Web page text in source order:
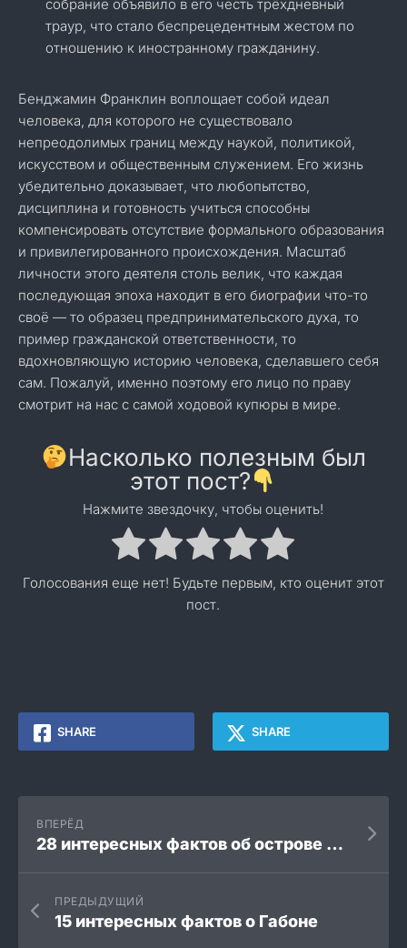
собрание объявило в его честь трёхдневный
траур, что стало беспрецедентным жестом по
отношению к иностранному гражданину.
Бенджамин Франклин воплощает собой идеал
человека, для которого не существовало
непреодолимых границ между наукой, политикой,
искусством и общественным служением. Его жизнь
убедительно доказывает, что любопытство,
дисциплина и готовность учиться способны
компенсировать отсутствие формального образования
и привилегированного происхождения. Масштаб
личности этого деятеля столь велик, что каждая
последующая эпоха находит в его биографии что-то
своё — то образец предпринимательского духа, то
пример гражданской ответственности, то
вдохновляющую историю человека, сделавшего себя
сам. Пожалуй, именно поэтому его лицо по праву
смотрит на нас с самой ходовой купюры в мире.
Насколько полезным был
этот пост?
Нажмите звездочку, чтобы оценить!
Голосования еще нет! Будьте первым, кто оценит этот
пост.
SHARE SHARE
ВПЕРЁД
28 интересных фактов об острове Южный
ПРЕДЫДУЩИЙ
15 интересных фактов о Габоне